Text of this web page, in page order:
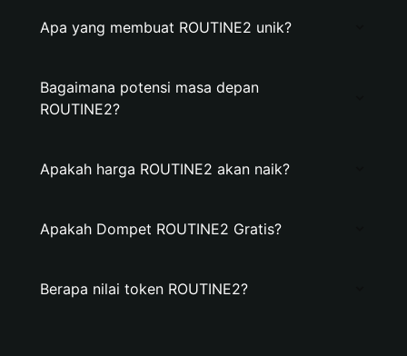
Apa yang membuat ROUTINE2 unik?
Bagaimana potensi masa depan
ROUTINE2?
Apakah harga ROUTINE2 akan naik?
Apakah Dompet ROUTINE2 Gratis?
Berapa nilai token ROUTINE2?